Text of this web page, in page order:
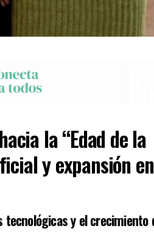
la “Edad de la
y expansión en
tecnológicas y el crecimiento